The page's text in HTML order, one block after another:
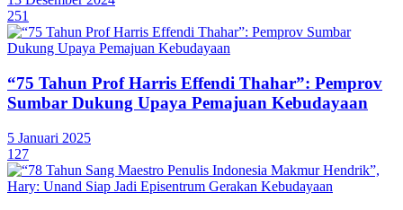
251
“75 Tahun Prof Harris Effendi Thahar”: Pemprov
Sumbar Dukung Upaya Pemajuan Kebudayaan
5 Januari 2025
127